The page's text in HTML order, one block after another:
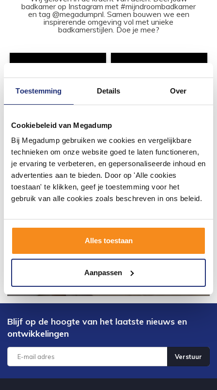
Toestemming Details Over
Cookiebeleid van Megadump
Bij Megadump gebruiken we cookies en vergelijkbare
technieken om onze website goed te laten functioneren,
je ervaring te verbeteren, en gepersonaliseerde inhoud en
advertenties aan te bieden. Door op 'Alle cookies
toestaan' te klikken, geef je toestemming voor het
gebruik van alle cookies zoals beschreven in ons beleid.
Alles toestaan
Aanpassen
badkamer op Instagram met #mijndroombadkamer
en tag @megadumpnl. Samen bouwen we een
inspirerende omgeving vol met unieke
badkamerstijlen. Doe je mee?
Blijf op de hoogte van het laatste nieuws en
ontwikkelingen
Verstuur